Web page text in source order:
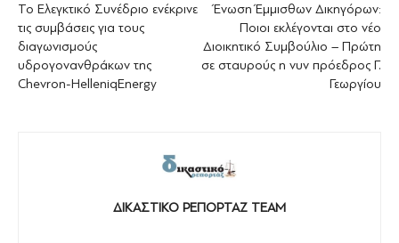
Το Ελεγκτικό Συνέδριο ενέκρινε
τις συμβάσεις για τους
διαγωνισμούς
υδρογονανθράκων της
Chevron-HelleniqEnergy
Ένωση Έμμισθων Δικηγόρων:
Ποιοι εκλέγονται στο νέο
Διοικητικό Συμβούλιο – Πρώτη
σε σταυρούς η νυν πρόεδρος Γ.
Γεωργίου
ΔΙΚΑΣΤΙΚΟ ΡΕΠΟΡΤΑΖ TEAM